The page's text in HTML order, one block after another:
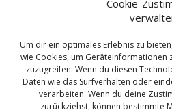
Cookie-
Um dir ein optimales Erlebnis zu
wie Cookies, um
zuzugreifen. Wenn du diesen
Daten wie das Surfverhalten oder
verarbeiten. Wenn du deine
zurückziehst, können bestimmte
Sanierung SBS Security
Sicherung SIEM
Update Upgrade UTM
VMWare VPN